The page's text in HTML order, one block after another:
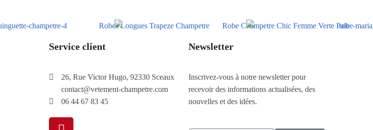
Service client
26, Rue Victor Hugo, 92330 Sceaux
contact@vetement-champetre.com
06 44 67 83 45
Newsletter
Inscrivez-vous à notre newsletter pour
recevoir des informations actualisées, des
nouvelles et des idées.